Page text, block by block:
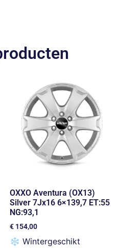
OXXO Aventura (OX13)
Silver 7Jx16 6×139,7 ET:55
NG:93,1
€ 154,00
❄ Wintergeschikt